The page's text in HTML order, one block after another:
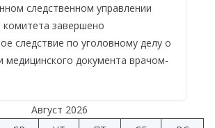
следственном управлении
комитета завершено
следствие по уголовному делу о
медицинского документа врачом-
Август 2026